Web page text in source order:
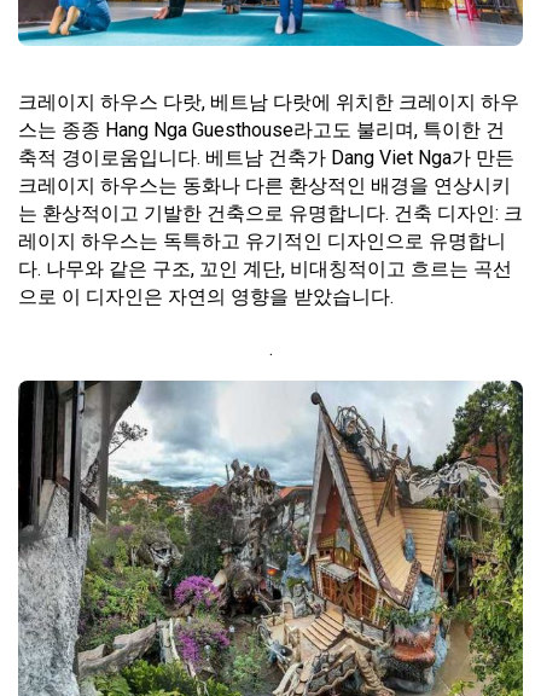
크레이지 하우스 다랏, 베트남 다랏에 위치한 크레이지 하우
스는 종종 Hang Nga Guesthouse라고도 불리며, 특이한 건
축적 경이로움입니다. 베트남 건축가 Dang Viet Nga가 만든
크레이지 하우스는 동화나 다른 환상적인 배경을 연상시키
는 환상적이고 기발한 건축으로 유명합니다. 건축 디자인: 크
레이지 하우스는 독특하고 유기적인 디자인으로 유명합니
다. 나무와 같은 구조, 꼬인 계단, 비대칭적이고 흐르는 곡선
으로 이 디자인은 자연의 영향을 받았습니다.
.